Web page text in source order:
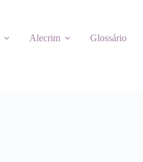
Alecrim Glossário